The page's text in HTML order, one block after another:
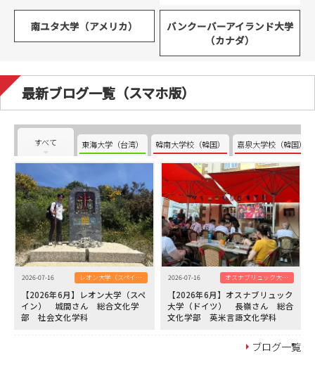
南ユタ大学（アメリカ）
バンクーバーアイランド大学
（カナダ）
最新ブログ一覧（スマホ版）
すべて 東海大学（台湾） 韓南大学校（韓国） 嘉泉大学校（韓国）
2026-07-16 レオン大学（スペイン）
【2026年6月】レオン大学（スペ
イン） 城間さん 総合文化学
部 社会文化学科
2026-07-16 オスナブリュック大学（ドイツ）
【2026年6月】オスナブリュック
大学（ドイツ） 長嶺さん 総合
文化学部 英米言語文化学科
ブログ一覧